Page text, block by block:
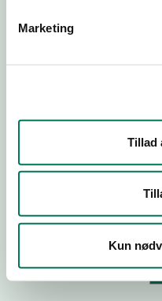
Marketing
Tillad
Kun
ID-nummer
P-nr
Tilføj
Kopier link til at indsætte